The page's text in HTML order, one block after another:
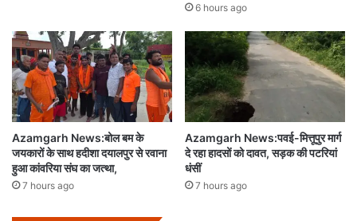
6 hours ago
Azamgarh News:बोल बम के
जयकारों के साथ हदीशा दयालपुर से रवाना
हुआ कांवरिया संघ का जत्था,
7 hours ago
Azamgarh News:पवई-मित्तूपुर मार्ग
दे रहा हादसों को दावत, सड़क की पटरियां
धंसीं
7 hours ago